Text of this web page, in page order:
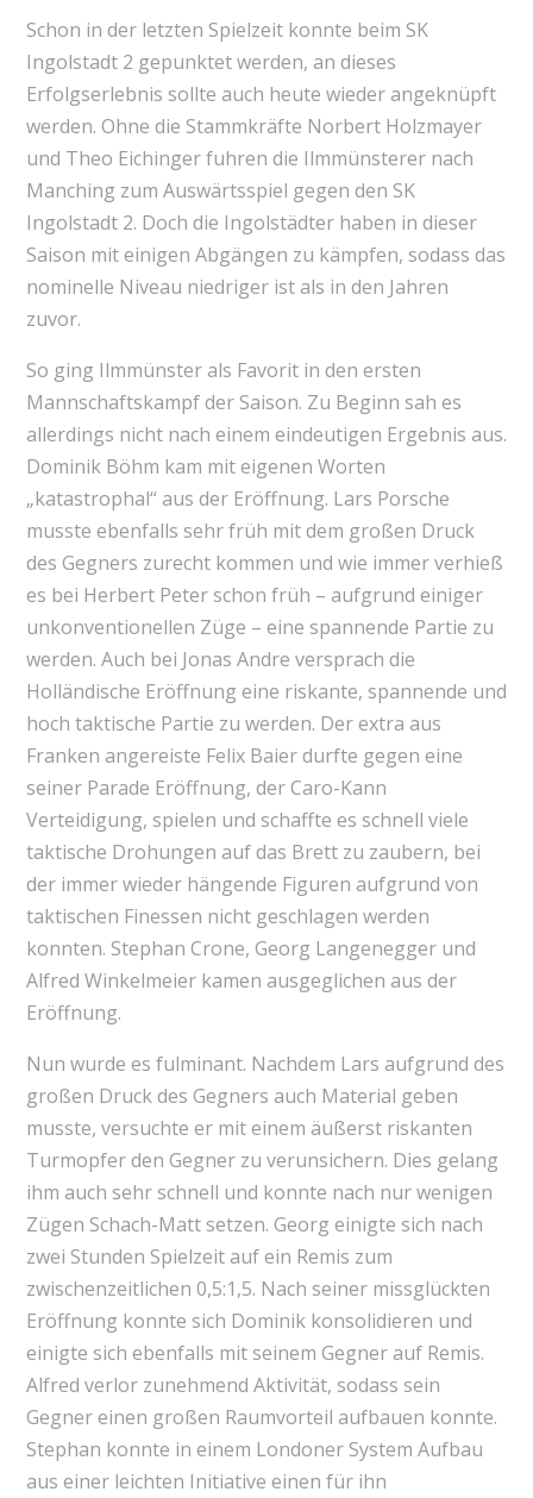
Schon in der letzten Spielzeit konnte beim SK
Ingolstadt 2 gepunktet werden, an dieses
Erfolgserlebnis sollte auch heute wieder angeknüpft
werden. Ohne die Stammkräfte Norbert Holzmayer
und Theo Eichinger fuhren die Ilmmünsterer nach
Manching zum Auswärtsspiel gegen den SK
Ingolstadt 2. Doch die Ingolstädter haben in dieser
Saison mit einigen Abgängen zu kämpfen, sodass das
nominelle Niveau niedriger ist als in den Jahren
zuvor.
So ging Ilmmünster als Favorit in den ersten
Mannschaftskampf der Saison. Zu Beginn sah es
allerdings nicht nach einem eindeutigen Ergebnis aus.
Dominik Böhm kam mit eigenen Worten
„katastrophal“ aus der Eröffnung. Lars Porsche
musste ebenfalls sehr früh mit dem großen Druck
des Gegners zurecht kommen und wie immer verhieß
es bei Herbert Peter schon früh – aufgrund einiger
unkonventionellen Züge – eine spannende Partie zu
werden. Auch bei Jonas Andre versprach die
Holländische Eröffnung eine riskante, spannende und
hoch taktische Partie zu werden. Der extra aus
Franken angereiste Felix Baier durfte gegen eine
seiner Parade Eröffnung, der Caro-Kann
Verteidigung, spielen und schaffte es schnell viele
taktische Drohungen auf das Brett zu zaubern, bei
der immer wieder hängende Figuren aufgrund von
taktischen Finessen nicht geschlagen werden
konnten. Stephan Crone, Georg Langenegger und
Alfred Winkelmeier kamen ausgeglichen aus der
Eröffnung.
Nun wurde es fulminant. Nachdem Lars aufgrund des
großen Druck des Gegners auch Material geben
musste, versuchte er mit einem äußerst riskanten
Turmopfer den Gegner zu verunsichern. Dies gelang
ihm auch sehr schnell und konnte nach nur wenigen
Zügen Schach-Matt setzen. Georg einigte sich nach
zwei Stunden Spielzeit auf ein Remis zum
zwischenzeitlichen 0,5:1,5. Nach seiner missglückten
Eröffnung konnte sich Dominik konsolidieren und
einigte sich ebenfalls mit seinem Gegner auf Remis.
Alfred verlor zunehmend Aktivität, sodass sein
Gegner einen großen Raumvorteil aufbauen konnte.
Stephan konnte in einem Londoner System Aufbau
aus einer leichten Initiative einen für ihn